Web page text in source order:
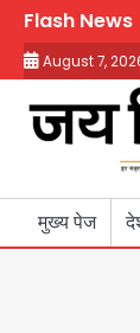
Skip
content
Flash News
हिंसा, उपद्रवियों
August 7,
मुख्य पेज